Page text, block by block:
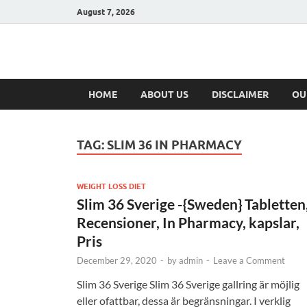
August 7, 2026
Hulk
HOME ABOUT US DISCLAIMER
TAG: SLIM 36 IN PHARMACY
WEIGHT LOSS DIET
Slim 36 Sverige -{Sweden}
Recensioner, In Pharmacy, kapslar,
Pris
December 29, 2020 - byadmin - Leave a Comment
Slim 36 Sverige Slim 36 Sverige gallring är möjlig
eller ofattbar, dessa är begränsningar. I verklig